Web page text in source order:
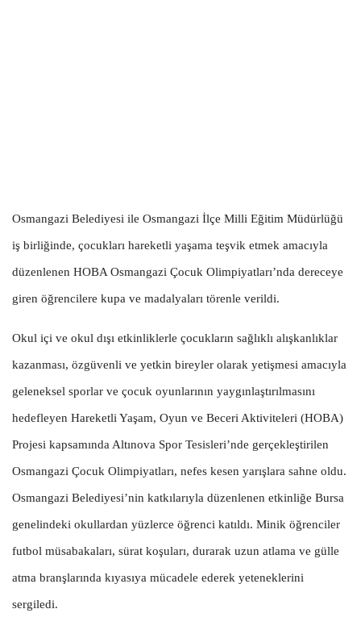
Osmangazi Belediyesi ile Osmangazi İlçe Milli Eğitim Müdürlüğü
iş birliğinde, çocukları hareketli yaşama teşvik etmek amacıyla
düzenlenen HOBA Osmangazi Çocuk Olimpiyatları’nda dereceye
giren öğrencilere kupa ve madalyaları törenle verildi.
Okul içi ve okul dışı etkinliklerle çocukların sağlıklı alışkanlıklar
kazanması, özgüvenli ve yetkin bireyler olarak yetişmesi amacıyla
geleneksel sporlar ve çocuk oyunlarının yaygınlaştırılmasını
hedefleyen Hareketli Yaşam, Oyun ve Beceri Aktiviteleri (HOBA)
Projesi kapsamında Altınova Spor Tesisleri’nde gerçekleştirilen
Osmangazi Çocuk Olimpiyatları, nefes kesen yarışlara sahne oldu.
Osmangazi Belediyesi’nin katkılarıyla düzenlenen etkinliğe Bursa
genelindeki okullardan yüzlerce öğrenci katıldı. Minik öğrenciler
futbol müsabakaları, sürat koşuları, durarak uzun atlama ve gülle
atma branşlarında kıyasıya mücadele ederek yeteneklerini
sergiledi.